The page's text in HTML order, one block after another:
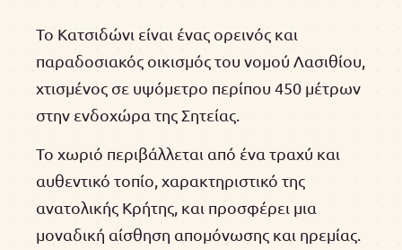
Το Κατσιδώνι είναι ένας ορεινός και
παραδοσιακός οικισμός του νομού Λασιθίου,
χτισμένος σε υψόμετρο περίπου 450 μέτρων
στην ενδοχώρα της Σητείας.
Το χωριό περιβάλλεται από ένα τραχύ και
αυθεντικό τοπίο, χαρακτηριστικό της
ανατολικής Κρήτης, και προσφέρει μια
μοναδική αίσθηση απομόνωσης και ηρεμίας.